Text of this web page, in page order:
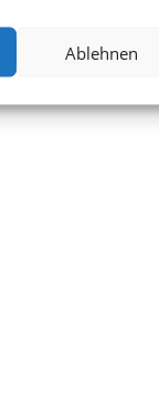
Ablehnen